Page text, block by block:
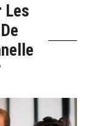
Les